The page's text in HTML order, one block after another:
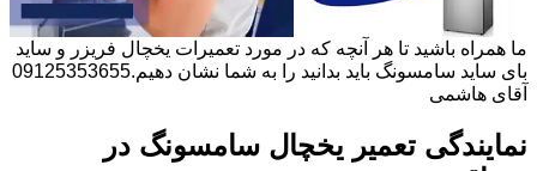
ما همراه باشید تا هر آنچه که در مورد تعمیرات یخچال فریزر و ساید
بای ساید سامسونگ باید بدانید را به شما نشان دهیم.09125353655
آقای هاشمی
نمایندگی تعمیر یخچال سامسونگ در